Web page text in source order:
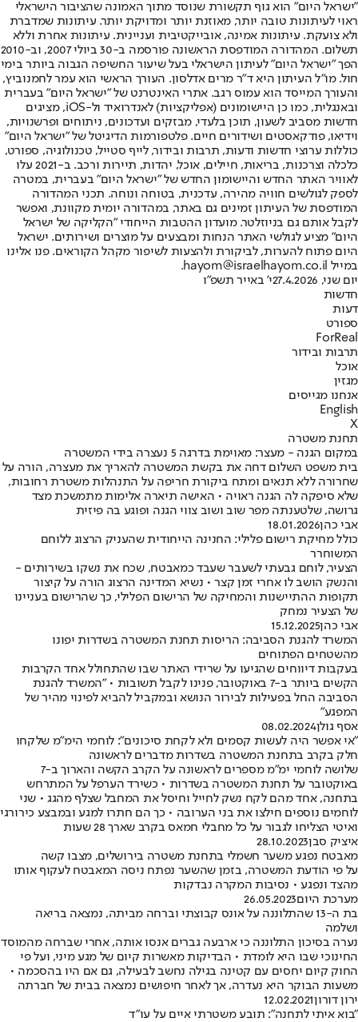
"ישראל היום" הוא גוף תקשורת שנוסד מתוך האמונה שהציבור הישראלי
ראוי לעיתונות טובה יותר, מאוזנת יותר ומדויקת יותר. עיתונות שמדברת
ולא צועקת. עיתונות אמינה, אובייקטיבית ועניינית. עיתונות אחרת וללא
תשלום. המהדורה המודפסת הראשונה פורסמה ב-30 ביולי 2007, וב-2010
הפך "ישראל היום" לעיתון הישראלי בעל שיעור החשיפה הגבוה ביותר בימי
חול. מו"ל העיתון היא ד"ר מרים אדלסון. העורך הראשי הוא עמר לחמנוביץ,
והעורך המייסד הוא עמוס רגב. אתרי האינטרנט של "ישראל היום" בעברית
ובאנגלית, כמו כן היישומונים (אפליקציות) לאנדרואיד ול-iOS, מציגים
חדשות מסביב לשעון, תוכן בלעדי, מבזקים ועדכונים, ניתוחים ופרשנויות,
וידיאו, פודקאסטים ושידורים חיים. פלטפורמות הדיגיטל של "ישראל היום"
כוללות ערוצי חדשות ודעות, תרבות ובידור, לייף סטייל, טכנולוגיה, ספורט,
כלכלה וצרכנות, בריאות, חיילים, אוכל, יהדות, תיירות ורכב. ב-2021 עלו
לאוויר האתר החדש והיישומון החדש של "ישראל היום" בעברית, במטרה
לספק לגולשים חוויה מהירה, עדכנית, בטוחה ונוחה. תכני המהדורה
המודפסת של העיתון זמינים גם באתר, במהדורה יומית מקוונת, ואפשר
לקבל אותם גם בניוזלטר. מועדון ההטבות הייחודי "הקליקה של ישראל
היום" מציע לגולשי האתר הנחות ומבצעים על מוצרים ושירותים. ישראל
היום פתוח להערות, לביקורת ולהצעות לשיפור מקהל הקוראים. פנו אלינו
במייל hayom@israelhayom.co.il.
יום שני, 27.4.2026
י' באייר תשפ"ו
חדשות
דעות
ספורט
ForReal
תרבות ובידור
אוכל
מגזין
אנחנו מגייסים
English
X
תחנת משטרה
במקום הגנה - מעצר: מאוימת בדרגה 5 נעצרה בידי המשטרה
בית משפט השלום דחה את בקשת המשטרה להאריך את מעצרה, הורה על
שחרורה ללא תנאים ומתח ביקורת חריפה על התנהלות משטרת רחובות,
שלא סיפקה לה הגנה ראויה • האישה תיארה אלימות מתמשכת מצד
גרושה, שלטענתה מפר שוב ושוב צווי הגנה ופוגע בה פיזית
אבי כהן18.01.2026
כולל מחיקת רישום פלילי: החנינה הייחודית שהעניק הרצוג ללוחם
המשוחרר
הצעיר, לוחם גבעתי לשעבר שעבד כמאבטח, שכח את נשקו בשירותים -
והנשק הושב לו אחרי זמן קצר • נשיא המדינה הרצוג הורה על קיצור
תקופות ההתיישנות והמחיקה של הרישום הפלילי, כך שהרישום בעניינו
של הצעיר נמחק
אבי כהן15.12.2025
המשרד להגנת הסביבה: הריסות תחנת המשטרה בשדרות יפונו
מהשטחים הפתוחים
בעקבות דיווחים שהגיעו על שרידי האתר שבו שהתחולל אחד הקרבות
הקשים ביותר ב-7 באוקטובר, פנינו לקבל תשובות • "המשרד להגנת
הסביבה החל בפעילות לבירור הנושא ובמקביל להביא לפינוי מהיר של
המפגע"
אסף גולן08.02.2024
"אי אפשר היה לעשות קסמים ולא לקחת סיכונים": לוחמי הימ"מ שלקחו
חלק בקרב בתחנת המשטרה בשדרות מדברים לראשונה
שלושה לוחמי ימ"מ מספרים לראשונה על הקרב הקשה והארוך ב-7
באוקטובר על תחנת המשטרה בשדרות • כשירד הערפל על המתרחש
בתחנה, אחד מהם לקח נשק לחייל וחיסל את המחבל שצלף מהגג • שני
לוחמים נוספים חילצו את בני הערובה • כך הם חתרו למגע ובמבצע כירורגי
ואיטי הצליחו לגבור על כל מחבלי חמאס בקרב שארך 28 שעות
איציק סבן28.10.2023
מאבטח נפגע משער חשמלי בתחנת משטרה בירושלים, מצבו קשה
על פי הודעת המשטרה, בזמן שהשער נפתח ניסה המאבטח לעקוף אותו
מהצד ונפגע • נסיבות המקרה נבדקות
מערכת היום26.05.2023
בת ה-13 שהתלוננה על אונס קבוצתי וברחה מביתה, נמצאה בריאה
ושלמה
נערה בסיכון התלוננה כי ארבעה גברים אנסו אותה, אחרי שברחה מהמוסד
החינוכי שבו היא לומדת • הבדיקות מאשרות קיום של מגע מיני, ועל פי
החוק קיום יחסים עם קטינה בגילה נחשב לבעילה, גם אם היו בהסכמה •
משעות הבוקר היא נעדרה, אך לאחר חיפושים נמצאה בבית של חברתה
ירון דורון12.02.2021
"בוא איתי לתחנה": תובע משטרתי איים על עו"ד